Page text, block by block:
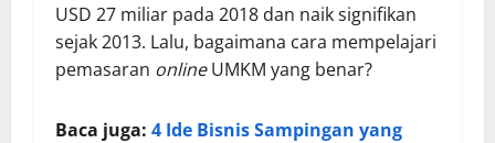
USD 27 miliar pada 2018 dan naik signifikan
sejak 2013. Lalu, bagaimana cara mempelajari
pemasaran onlineUMKM yang benar?
Baca juga: 4 Ide Bisnis Sampingan yang